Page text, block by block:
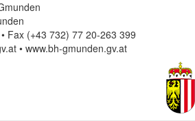
• Fax (+43 732) 77 20-263 399
• www.bh-gmunden.gv.at